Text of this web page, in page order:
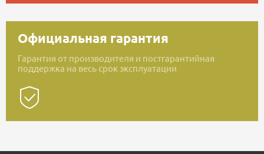
Официальная гарантия
Гарантия от производителя и постгарантийная
поддержка на весь срок эксплуатации